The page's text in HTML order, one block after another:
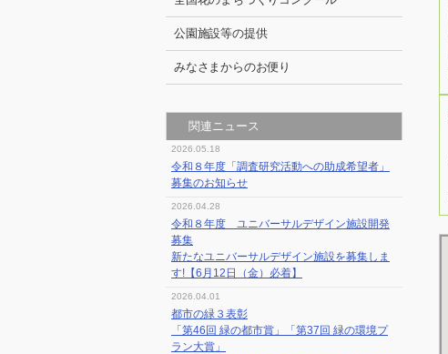
公園施設等の提供
みなさまからのお便り
関連ニュース
2026.05.18
令和８年度「調査研究活動への助成希望者」
募集のお知らせ
2026.04.28
令和８年度 ユニバーサルデザイン施設開発
募集
新たなユニバーサルデザイン施設を募集しま
す!【6月12日（金）必着】
2026.04.01
都市の緑３表彰
「第46回 緑の都市賞」「第37回 緑の環境プ
ラン大賞」